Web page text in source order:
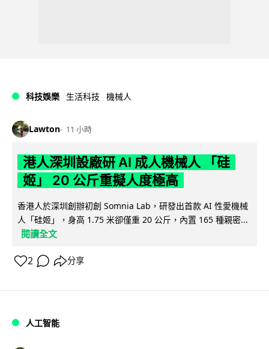
科技娛樂 生活科技 機械人
Lawton 11 小時
港人深圳設廠研 AI 成人機械人 「硅
姬」 20 公斤重擬人度極高
香港人於深圳創辦初創 Somnia Lab，研發出首款 AI 性愛機械
人「硅姬」，身高 1.75 米卻僅重 20 公斤，內置 165 種親密...
閱讀全文
2 分享
人工智能